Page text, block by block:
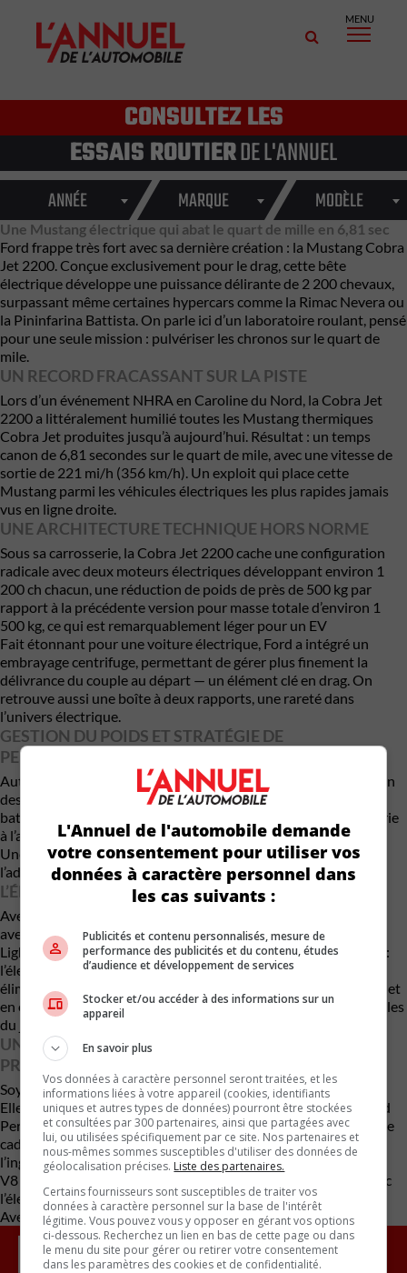
MENU
CONSULTEZ LES
ESSAIS ROUTIERDE L'ANNUEL
ANNÉE MARQUE MODÈLE
Une Mustang électrique qui abat le quart de mille en 6,81 sec
Ford frappe très fort avec sa dernière création : la Mustang Cobra
Jet 2200. Conçue exclusivement pour le drag, cette bête
électrique développe une puissance délirante de 2 200 chevaux,
surpassant même certaines hypercars comme la Rimac Nevera ou
la Pininfarina Battista. On parle ici d’un laboratoire roulant, pensé
pour une seule mission : pulvériser les chronos sur le quart de
mile.
UN RECORD FRACASSANT SUR LA PISTE
Lors d’un événement NHRA en Caroline du Nord, la Cobra Jet
2200 a littéralement humilié toutes les Mustang thermiques
Cobra Jet produites jusqu’à aujourd’hui. Résultat : un temps
canon de 6,81 secondes sur le quart de mile, avec une vitesse de
sortie de 221 mi/h (356 km/h). Un exploit qui place cette
Mustang parmi les véhicules électriques les plus rapides jamais
vus en ligne droite.
UNE ARCHITECTURE TECHNIQUE HORS NORME
Sous sa carrosserie, la Cobra Jet 2200 cache une configuration
radicale avec deux moteurs électriques développant environ 1
200 ch chacun, une réduction de poids de près de 500 kg par
rapport à la précédente version pour masse totale d’environ 1
500 kg, ce qui est remarquablement léger pour un EV
Fait étonnant pour une voiture électrique, Ford a intégré un
embrayage centrifuge, permettant de gérer plus finement la
délivrance du couple au départ — un élément clé en drag. On
retrouve aussi une boîte à deux rapports, une rareté dans
l’univers électrique.
GESTION DU POIDS ET STRATÉGIE DE
PERFORMANCE
Autre détail digne d’une voiture de compétition pure : la gestion
des batteries. La Cobra Jet 2200 utilise un groupe principal de
batteries sous le châssis, deux batteries à l’arrière et une batterie
à l’avant, déplaçable pour ajuster la répartition des masses
Une approche quasi chirurgicale, qui permet d’optimiser
l’adhérence selon les conditions de piste.
L’ÉLECTRIQUE PREND LE POUVOIR EN DRAG
Avec cette Mustang, Ford poursuit une stratégie déjà amorcée
avec des projets extrêmes comme le SuperVan ou le F-150
Lightning SuperTruck. Mais ici, le message est encore plus clair :
l’électrique n’est plus seulement compétitif — il domine. En
éliminant les contraintes mécaniques des moteurs thermiques et
en exploitant un couple instantané, les EV redéfinissent les règles
du jeu en accélération pure.
UNE VITRINE TECHNOLOGIQUE PLUS QU’UN
PRODUIT
Soyons clairs : la Cobra Jet 2200 n’a rien d’une voiture de série.
Elle sert avant tout de démonstrateur technologique pour
Ford
Performance. Mais son importance dépasse largement le simple
cadre du sport automobile. Elle illustre jusqu’où peut aller
l’ingénierie électrique… et envoie un signal fort aux puristes du
V8 : même les icônes du drag doivent désormais composer avec
l’électrification.
Avec des renseignements de Carscopps
L'Annuel de l'automobile demande
votre consentement pour utiliser vos
données à caractère personnel dans
les cas suivants :
Publicités et contenu personnalisés, mesure de
performance des publicités et du contenu, études
d’audience et développement de services
Stocker et/ou accéder à des informations sur un
appareil
En savoir plus
Vos données à caractère personnel seront traitées, et les
informations liées à votre appareil (cookies, identifiants
uniques et autres types de données) pourront être stockées
et consultées par 300 partenaires, ainsi que partagées avec
lui, ou utilisées spécifiquement par ce site. Nos partenaires et
nous-mêmes sommes susceptibles d'utiliser des données de
géolocalisation précises. Liste des partenaires.
Certains fournisseurs sont susceptibles de traiter vos
données à caractère personnel sur la base de l'intérêt
légitime. Vous pouvez vous y opposer en gérant vos options
ci-dessous. Recherchez un lien en bas de cette page ou dans
le menu du site pour gérer ou retirer votre consentement
dans les paramètres des cookies et de confidentialité.